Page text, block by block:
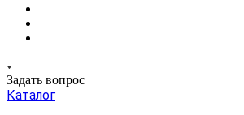
Задать вопрос
Каталог